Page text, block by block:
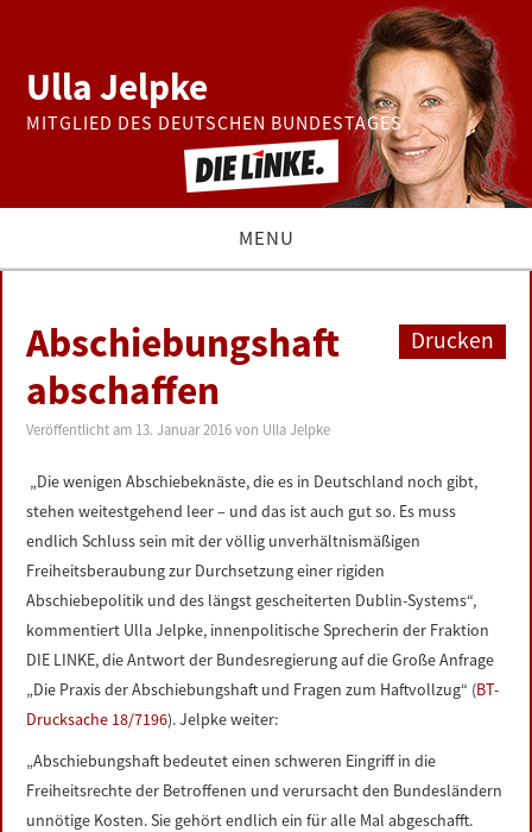
Ulla Jelpke
MITGLIED DES DEUTSCHEN BUNDESTAGES
MENU
BUNDESTAG
PRESSE
ZUR PERSON
LINKS
DATENSCHUTZERKLÄRUNG
IMPRESSUM
Drucken
Abschiebungshaft
abschaffen
Veröffentlicht am 13. Januar 2016 von Ulla Jelpke
„Die wenigen Abschiebeknäste, die es in Deutschland noch gibt,
stehen weitestgehend leer – und das ist auch gut so. Es muss
endlich Schluss sein mit der völlig unverhältnismäßigen
Freiheitsberaubung zur Durchsetzung einer rigiden
Abschiebepolitik und des längst gescheiterten Dublin-Systems“,
kommentiert Ulla Jelpke, innenpolitische Sprecherin der Fraktion
DIE LINKE, die Antwort der Bundesregierung auf die Große Anfrage
„Die Praxis der Abschiebungshaft und Fragen zum Haftvollzug“ (BT-
Drucksache 18/7196). Jelpke weiter:
„Abschiebungshaft bedeutet einen schweren Eingriff in die
Freiheitsrechte der Betroffenen und verursacht den Bundesländern
unnötige Kosten. Sie gehört endlich ein für alle Mal abgeschafft.